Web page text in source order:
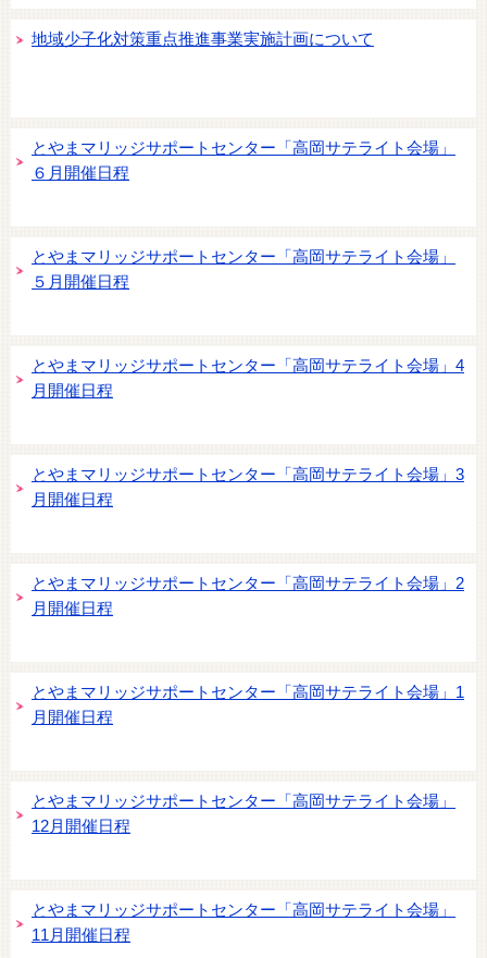
地域少子化対策重点推進事業実施計画について
とやまマリッジサポートセンター「高岡サテライト会場」
６月開催日程
とやまマリッジサポートセンター「高岡サテライト会場」
５月開催日程
とやまマリッジサポートセンター「高岡サテライト会場」4
月開催日程
とやまマリッジサポートセンター「高岡サテライト会場」3
月開催日程
とやまマリッジサポートセンター「高岡サテライト会場」2
月開催日程
とやまマリッジサポートセンター「高岡サテライト会場」1
月開催日程
とやまマリッジサポートセンター「高岡サテライト会場」
12月開催日程
とやまマリッジサポートセンター「高岡サテライト会場」
11月開催日程